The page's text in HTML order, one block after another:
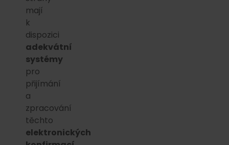
mají
k
dispozici
adekvátní
systémy
pro
přijímání
a
zpracování
těchto
elektronických